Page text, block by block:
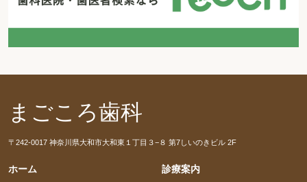
まごころ歯科
〒242-0017 神奈川県大和市大和東１丁目３−８ 第7しいのきビル 2F
ホーム 診療案内